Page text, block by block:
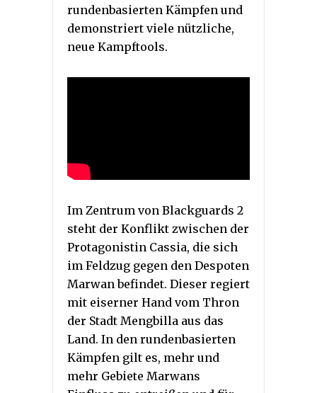
rundenbasierten Kämpfen und
demonstriert viele nützliche,
neue Kampftools.
Im Zentrum von Blackguards 2
steht der Konflikt zwischen der
Protagonistin Cassia, die sich
im Feldzug gegen den Despoten
Marwan befindet. Dieser regiert
mit eiserner Hand vom Thron
der Stadt Mengbilla aus das
Land. In den rundenbasierten
Kämpfen gilt es, mehr und
mehr Gebiete Marwans